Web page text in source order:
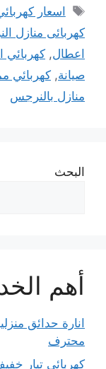
الوسوم
اسعار
كهربائى منازل
اعطال, كهربائي
صيانة, كهربائي
منازل بالنرجس
البحث
أهم
محترف
كهربائي تيار خفيف